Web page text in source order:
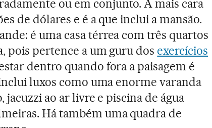
ou em conjunto. A mais cara
de dólares e é a que inclui a mansão.
é uma casa térrea com três quartos
pois pertence a um guru dos exercícios
dentro quando fora a paisagem é
luxos como uma enorme varanda
jacuzzi ao ar livre e piscina de água
Há também uma quadra de